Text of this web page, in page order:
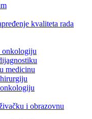
kvaliteta rada
onkologiju
medicinu
i obrazovnu